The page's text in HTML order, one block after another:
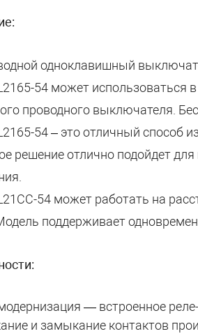
одноклавишный
54 может
проводного выключателя.
54 – это отличный способ
решение отлично подойдет
54 может работать на
поддерживает
— встроенное
и замыкание контактов